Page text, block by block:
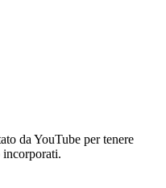
da YouTube per tenere